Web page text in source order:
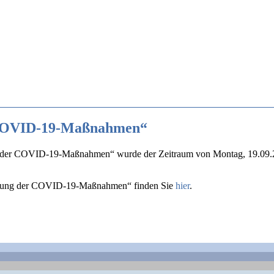
19-Maßnahmen“
COVID-19-Maßnahmen“ wurde der Zeitraum von Montag,
der COVID-19-Maßnahmen“ finden Sie hier.